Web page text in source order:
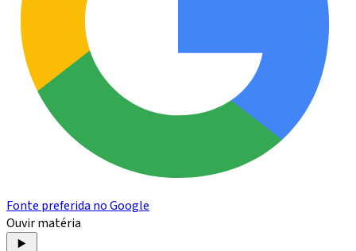
Fonte preferida no Google
Ouvir matéria